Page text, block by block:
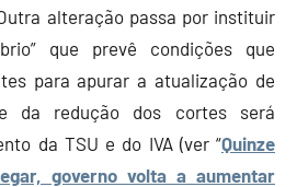
alteração passa por instituir
que prevê condições que
para apurar a atualização de
da redução dos cortes será
da TSU e do IVA (ver “Quinze
governo volta a aumentar